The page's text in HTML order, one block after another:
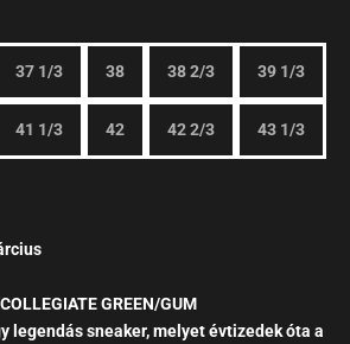
37 1/3 38 38 2/3 39 1/3
41 1/3 42 42 2/3 43 1/3
GREEN/GUM
legendás sneaker, melyet évtizedek óta a